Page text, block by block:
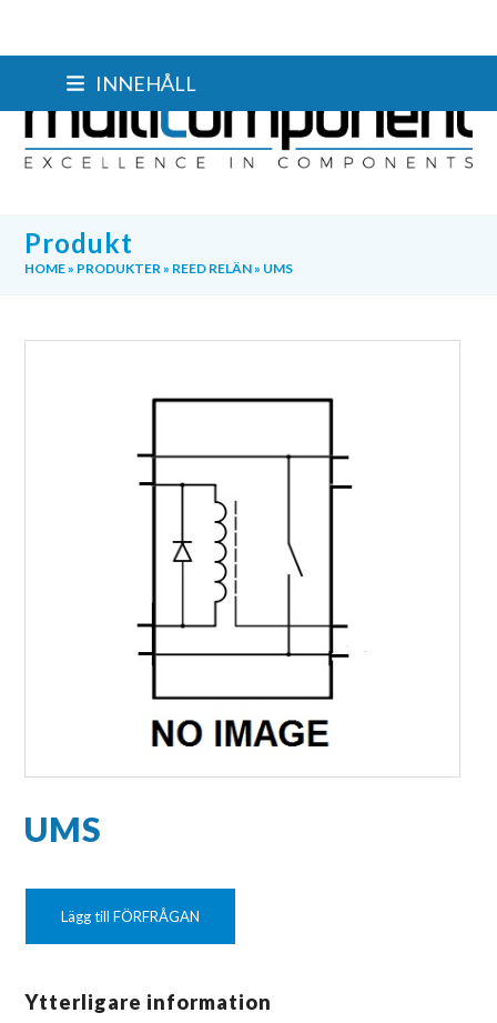
INNEHÅLL
Produkt
HOME» PRODUKTER» REED RELÄN» UMS
UMS
Lägg till FÖRFRÅGAN
Ytterligare information